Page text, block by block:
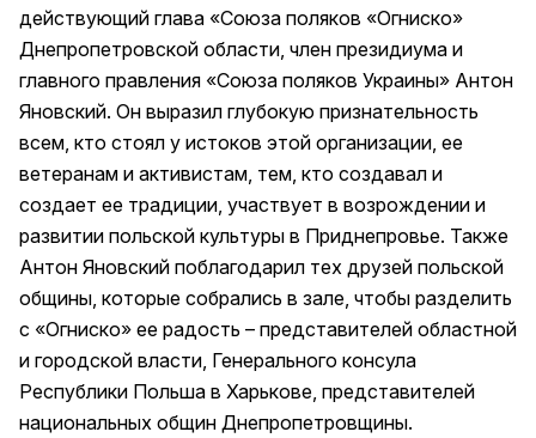
действующий глава «Союза поляков «Огниско»
Днепропетровской области, член президиума и
главного правления «Союза поляков Украины» Антон
Яновский. Он выразил глубокую признательность
всем, кто стоял у истоков этой организации, ее
ветеранам и активистам, тем, кто создавал и
создает ее традиции, участвует в возрождении и
развитии польской культуры в Приднепровье. Также
Антон Яновский поблагодарил тех друзей польской
общины, которые собрались в зале, чтобы разделить
с «Огниско» ее радость – представителей областной
и городской власти, Генерального консула
Республики Польша в Харькове, представителей
национальных общин Днепропетровщины.